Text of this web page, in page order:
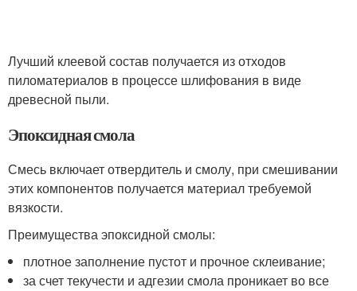
Лучший клеевой состав получается из отходов
пиломатериалов в процессе шлифования в виде
древесной пыли.
Эпоксидная смола
Смесь включает отвердитель и смолу, при смешивании
этих компонентов получается материал требуемой
вязкости.
Преимущества эпоксидной смолы:
плотное заполнение пустот и прочное склеивание;
за счет текучести и адгезии смола проникает во все